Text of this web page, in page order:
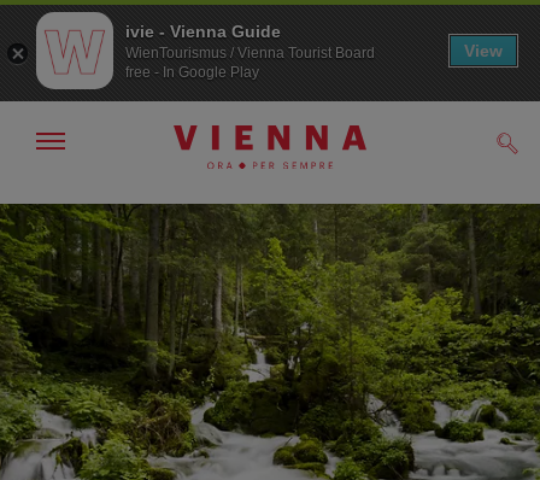
Alla
navigazione
Al
contenuto
Mostra/nascondi
ivie - Vienna Guide
WienTourismus / Vienna Tourist Board
free - In Google Play
View